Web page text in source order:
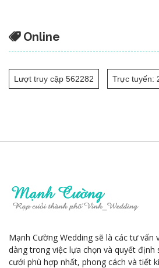
Online
Lượt truy cập 562282 Trực tuyến:
Mạnh Cường Wedding sẽ là các tư vấn
dàng trong việc lựa chọn và quyết
cưới phù hợp nhất, phong cách và tiết